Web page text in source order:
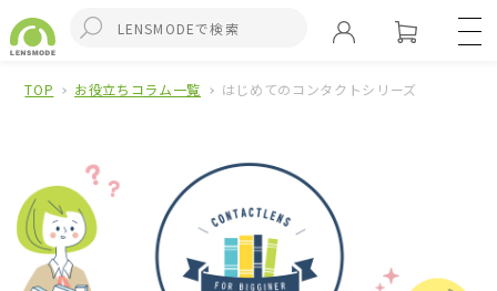
TOP お役立ちコラム一覧 はじめてのコンタクトシリーズ